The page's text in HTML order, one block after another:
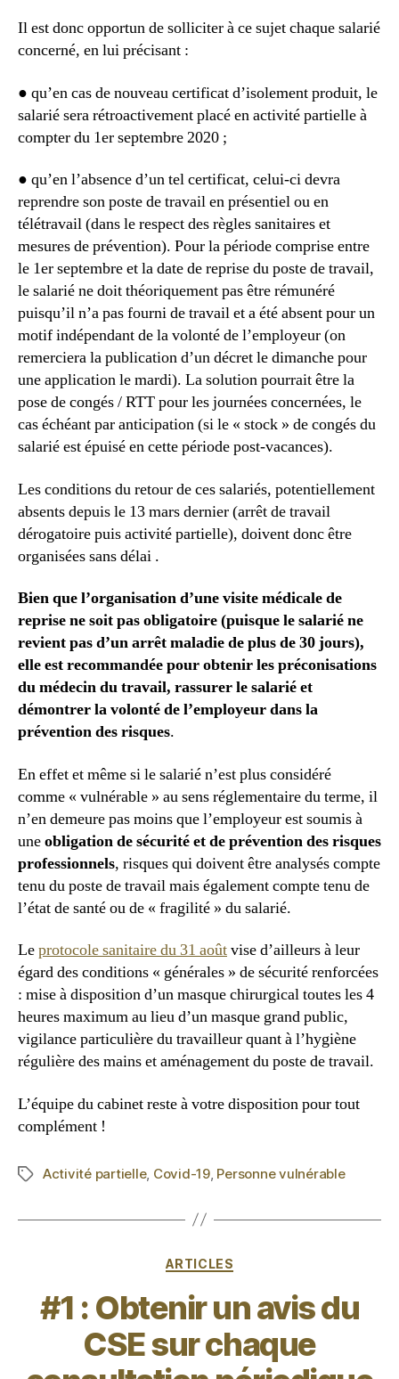
Il est donc opportun de solliciter à ce sujet chaque salarié
concerné, en lui précisant :
● qu’en cas de nouveau certificat d’isolement produit, le
salarié sera rétroactivement placé en activité partielle à
compter du 1er septembre 2020 ;
● qu’en l’absence d’un tel certificat, celui-ci devra
reprendre son poste de travail en présentiel ou en
télétravail (dans le respect des règles sanitaires et
mesures de prévention). Pour la période comprise entre
le 1er septembre et la date de reprise du poste de travail,
le salarié ne doit théoriquement pas être rémunéré
puisqu’il n’a pas fourni de travail et a été absent pour un
motif indépendant de la volonté de l’employeur (on
remerciera la publication d’un décret le dimanche pour
une application le mardi). La solution pourrait être la
pose de congés / RTT pour les journées concernées, le
cas échéant par anticipation (si le « stock » de congés du
salarié est épuisé en cette période post-vacances).
Les conditions du retour de ces salariés, potentiellement
absents depuis le 13 mars dernier (arrêt de travail
dérogatoire puis activité partielle), doivent donc être
organisées sans délai .
Bien que l’organisation d’une visite médicale de
reprise ne soit pas obligatoire (puisque le salarié ne
revient pas d’un arrêt maladie de plus de 30 jours),
elle est recommandée pour obtenir les préconisations
du médecin du travail, rassurer le salarié et
démontrer la volonté de l’employeur dans la
prévention des risques.
En effet et même si le salarié n’est plus considéré
comme « vulnérable » au sens réglementaire du terme, il
n’en demeure pas moins que l’employeur est soumis à
uneobligation de sécurité et de prévention des risques
professionnels, risques qui doivent être analysés compte
tenu du poste de travail mais également compte tenu de
l’état de santé ou de « fragilité » du salarié.
Leprotocole sanitaire du 31 aoûtvise d’ailleurs à leur
égard des conditions « générales » de sécurité renforcées
: mise à disposition d’un masque chirurgical toutes les 4
heures maximum au lieu d’un masque grand public,
vigilance particulière du travailleur quant à l’hygiène
régulière des mains et aménagement du poste de travail.
L’équipe du cabinet reste à votre disposition pour tout
complément !
Activité partielle, Covid-19, Personne vulnérable
ARTICLES
#1 : Obtenir un avis du
CSE sur chaque